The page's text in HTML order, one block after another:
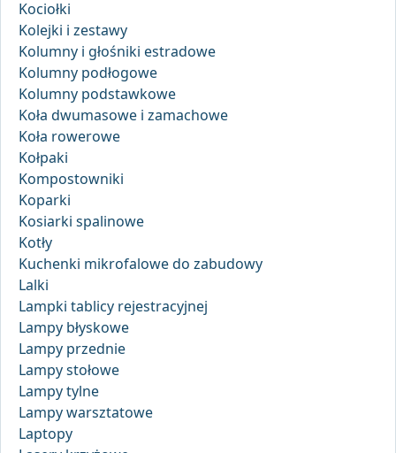
Kociołki
Kolejki i zestawy
Kolumny i głośniki estradowe
Kolumny podłogowe
Kolumny podstawkowe
Koła dwumasowe i zamachowe
Koła rowerowe
Kołpaki
Kompostowniki
Koparki
Kosiarki spalinowe
Kotły
Kuchenki mikrofalowe do zabudowy
Lalki
Lampki tablicy rejestracyjnej
Lampy błyskowe
Lampy przednie
Lampy stołowe
Lampy tylne
Lampy warsztatowe
Laptopy